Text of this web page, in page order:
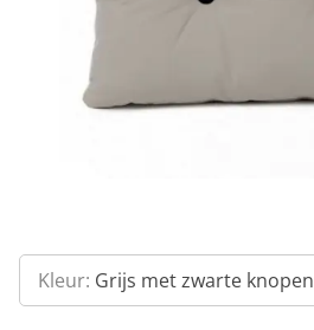
Kleur: Grijs met zwarte knopen